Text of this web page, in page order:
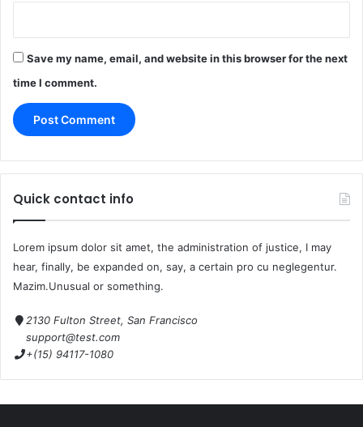
Save my name, email, and website in this browser for the next
time I comment.
Quick contact info
Lorem ipsum dolor sit amet, the administration of justice, I may
hear, finally, be expanded on, say, a certain pro cu neglegentur.
Mazim.Unusual or something.
2130 Fulton Street, San Francisco
support@test.com
+(15) 94117-1080